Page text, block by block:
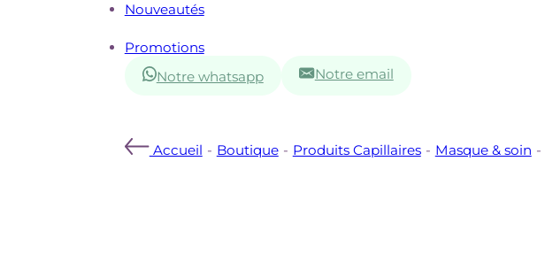
Nouveautés
Promotions
Notre whatsapp
Notre email
Accueil - Boutique - Produits Capillaires - Masque & soin -